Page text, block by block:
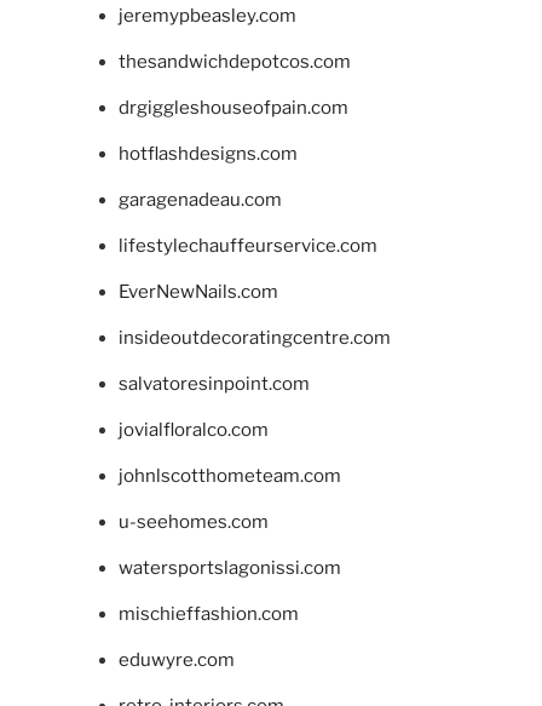
jeremypbeasley.com
thesandwichdepotcos.com
drgiggleshouseofpain.com
hotflashdesigns.com
garagenadeau.com
lifestylechauffeurservice.com
EverNewNails.com
insideoutdecoratingcentre.com
salvatoresinpoint.com
jovialfloralco.com
johnlscotthometeam.com
u-seehomes.com
watersportslagonissi.com
mischieffashion.com
eduwyre.com